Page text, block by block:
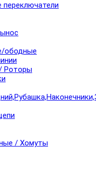
переключатели
ободные
Роторы
/ Хомуты